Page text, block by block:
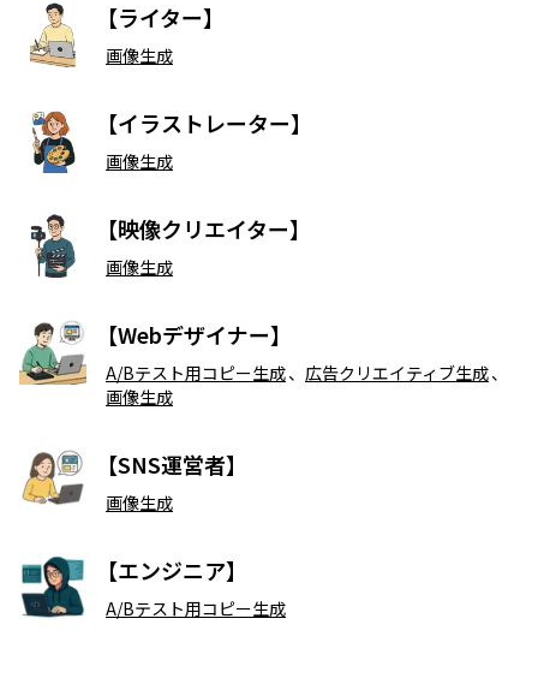
【ライター】
画像生成
【イラストレーター】
画像生成
【映像クリエイター】
画像生成
【Webデザイナー】
A/Bテスト用コピー生成、 広告クリエイティブ生成、
画像生成
【SNS運営者】
画像生成
【エンジニア】
A/Bテスト用コピー生成